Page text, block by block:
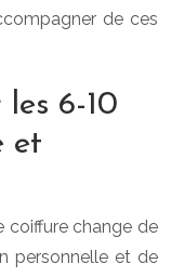
de ces
6-10
et
coiffure change de
personnelle et de